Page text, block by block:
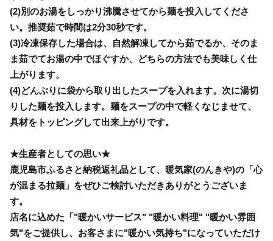
(2)別のお湯をしっかり沸騰させてから麺を投入してくださ
い。推奨茹で時間は2分30秒です。
(3)冷凍保存した場合は、自然解凍してから茹でるか、そのま
ま茹でてお湯の中でほぐすか、どちらの方法でも美味しく仕
上がります。
(4)どんぶりに袋から取り出したスープを入れます。次に湯切
りした麺を投入します。麺をスープの中で軽くなじませて、
具材をトッピングして出来上がりです。
★生産者としての思い★
鹿児島市ふるさと納税返礼品として、暖気家(のんきや)の「心
が温まる拉麺」をぜひご検討いただきありがとうございま
す。
店名に込めた「"暖かいサービス" "暖かい料理" "暖かい雰囲
気"をご提供し、お客さまに"暖かい気持ち"になっていただけ